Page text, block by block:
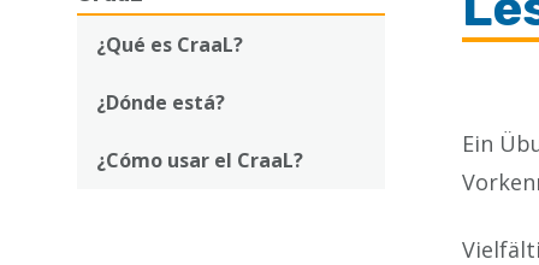
de
ayuda
la
¿Qué es CraaL?
¿Dónde está?
¿Cómo usar el CraaL?
Ein